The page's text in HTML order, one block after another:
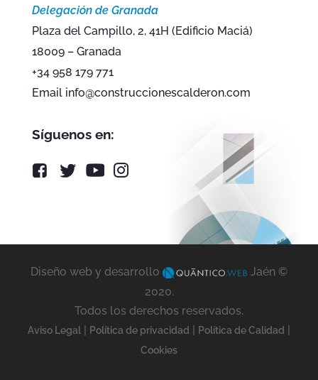
Delegación de Granada
Plaza del Campillo, 2, 41H (Edificio Maciá)
18009 – Granada
+34 958 179 771
Email info@construccionescalderon.com
Síguenos en:
Diseño web y desarrollo
Jaén ©
2020.
Todos los derechos reservados.
Aviso Legal Política de privacidad Política de Calidad
Cookies